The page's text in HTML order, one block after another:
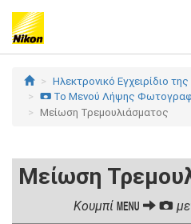
Ηλεκτρονικό Εγχειρίδιο
C Το Μενού Λήψης
Μείωση Τρεμουλιάσματος
Μείωση
Κουμπί G C